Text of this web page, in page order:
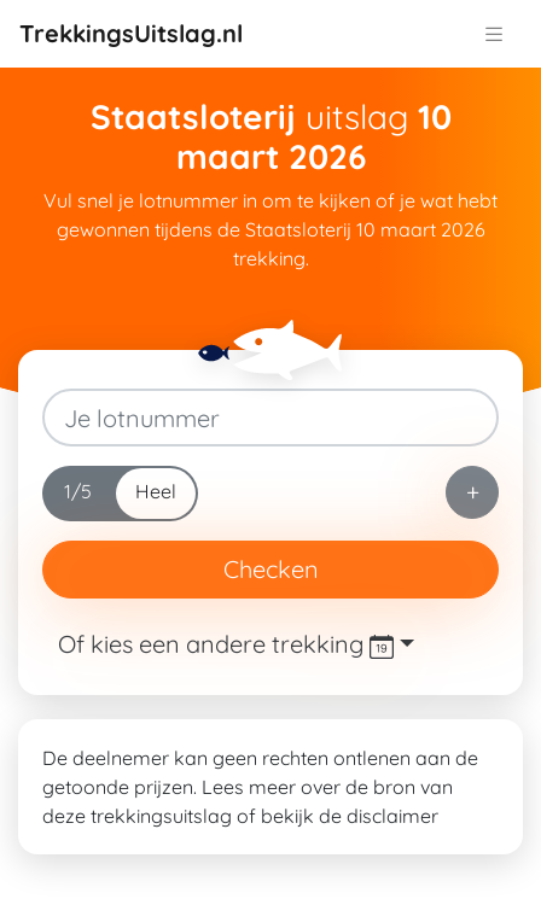
TrekkingsUitslag.nl
Staatsloterij uitslag 10
maart 2026
Vul snel je lotnummer in om te kijken of je wat hebt
gewonnen tijdens de Staatsloterij 10 maart 2026
trekking.
1/5
1/5
Heel
Heel
+
Checken
Of kies een andere trekking
De deelnemer kan geen rechten ontlenen aan de
getoonde prijzen. Lees meer over de bron van
deze trekkingsuitslag of bekijk de disclaimer